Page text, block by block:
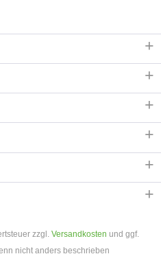
zzgl. Versandkosten und ggf.
nicht anders beschrieben